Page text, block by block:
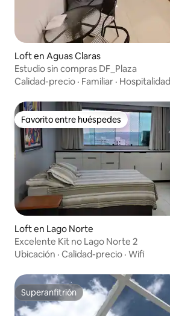
Loft en Aguas Claras
Estudio sin compras DF_Plaza
Calidad-precio · Familiar · Hospitalidad
Favorito entre huéspedes
Favorito entre huéspedes
Loft en Lago Norte
Excelente Kit no Lago Norte 2
Ubicación · Calidad-precio · Wifi
Superanfitrión
Superanfitrión